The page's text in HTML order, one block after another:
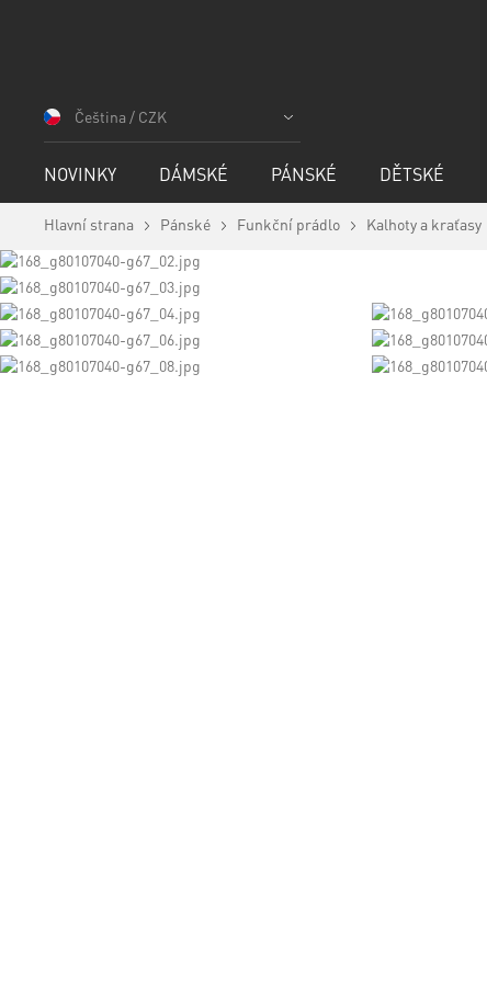
Čeština / CZK
NOVINKY DÁMSKÉ PÁNSKÉ DĚTSKÉ
Hlavní strana Pánské Funkční prádlo Kalhoty a kraťasy
Skip
to
the
end
of
the